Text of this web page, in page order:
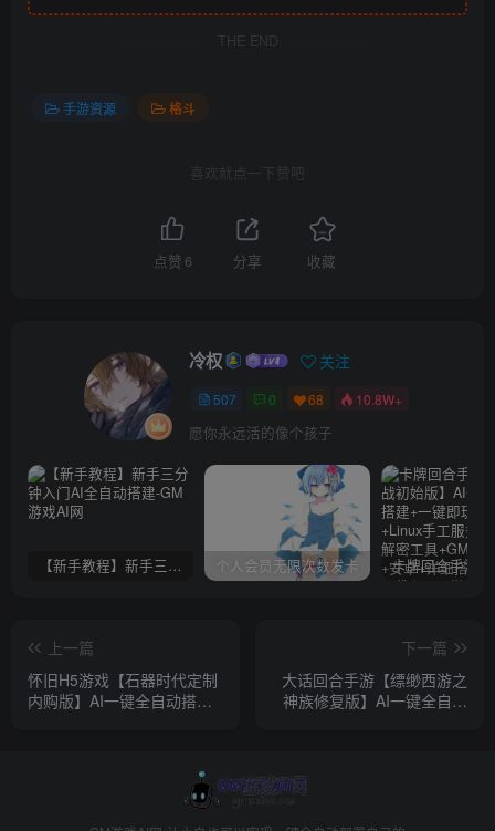
THE END
手游资源 格斗
喜欢就点一下赞吧
点赞 6 分享 收藏
冷权 关注
507 0 68 10.8W+
愿你永远活的像个孩子
【新手教程】新手三分钟入门AI全自动搭建 个人会员无限次数发卡
上一篇
怀旧H5游戏【石器时代定制
内购版】AI一键全自动搭建
下一篇
大话回合手游【缥缈西游之
神族修复版】AI一键全自动